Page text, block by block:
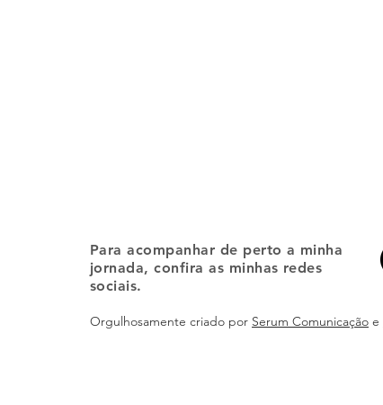
Para acompanhar de perto a minha
jornada, confira as minhas redes
sociais.
Orgulhosamente criado por Serum Comunicação e